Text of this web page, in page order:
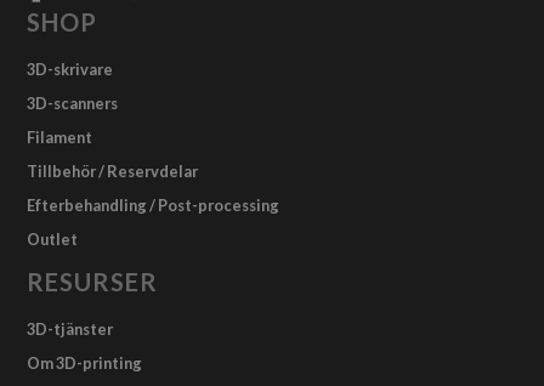
SHOP
3D-skrivare
3D-scanners
Filament
Tillbehör / Reservdelar
Efterbehandling / Post-processing
Outlet
RESURSER
3D-tjänster
Om 3D-printing